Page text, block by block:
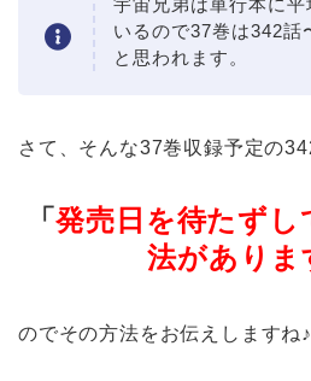
宇宙兄弟は単行本に平
いるので37巻は342話
と思われます。
さて、そんな37巻収録予定の
「発売日を待たずし
法がありま
のでその方法をお伝えしますね♪